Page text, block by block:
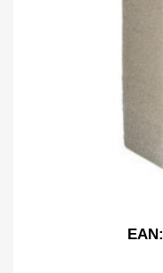
EAN: